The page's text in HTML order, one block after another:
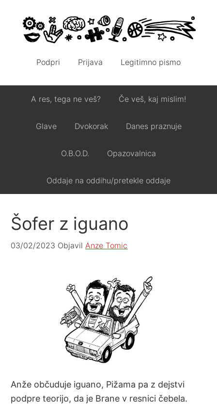
Podpri Prijava Legitimno pismo
A res, tega ne veš? Če veš, kaj mislim!
Glave Dvokorak Danes praznuje
O.B.O.D. Opazovalnica
Oddaje na oddihu/pretekle oddaje
Šofer z iguano
03/02/2023 ObjavilAnze Tomic
Anže občuduje iguano, Pižama pa z dejstvi
podpre teorijo, da je Brane v resnici čebela.